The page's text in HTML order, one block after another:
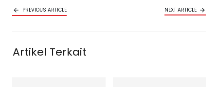
PREVIOUS ARTICLE NEXT ARTICLE
Artikel Terkait